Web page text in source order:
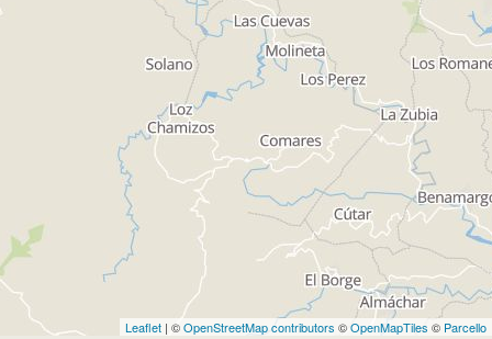
Leaflet | ©OpenStreetMap contributors ©OpenMapTiles © Parcello